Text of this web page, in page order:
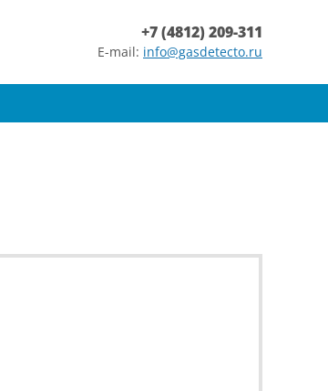
+7 (4812) 209-311
E-mail: info@gasdetecto.ru